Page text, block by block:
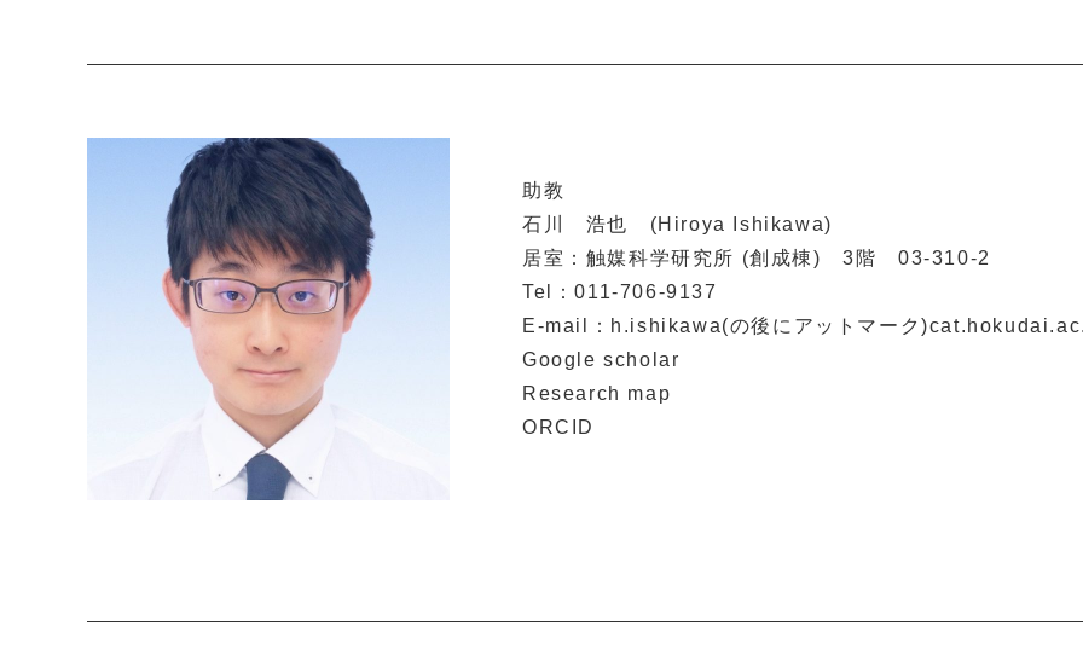
助教
石川 浩也 (Hiroya Ishikawa)
居室：触媒科学研究所 (創成棟) 3階 03-310-2
Tel：011-706-9137
E-mail：h.ishikawa(の後にアットマーク
Google scholar
Research map
ORCID